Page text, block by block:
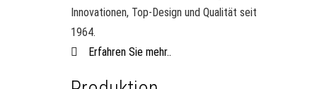
Innovationen, Top-Design und Qualität seit
1964.
Erfahren Sie mehr..